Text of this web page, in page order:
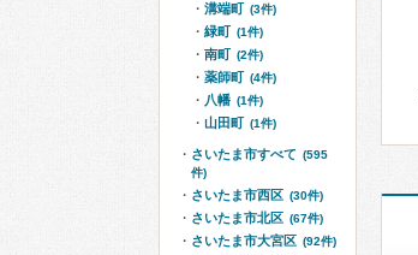
溝端町 (3件)
緑町 (1件)
南町 (2件)
薬師町 (4件)
八幡 (1件)
山田町 (1件)
さいたま市すべて (595
件)
さいたま市西区 (30件)
さいたま市北区 (67件)
さいたま市大宮区 (92件)